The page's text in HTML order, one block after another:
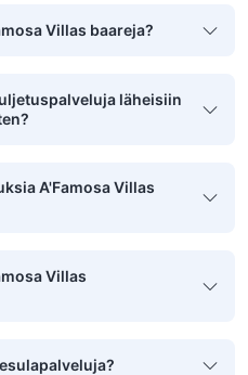
Villas baareja?
läheisiin
A'Famosa Villas
Villas